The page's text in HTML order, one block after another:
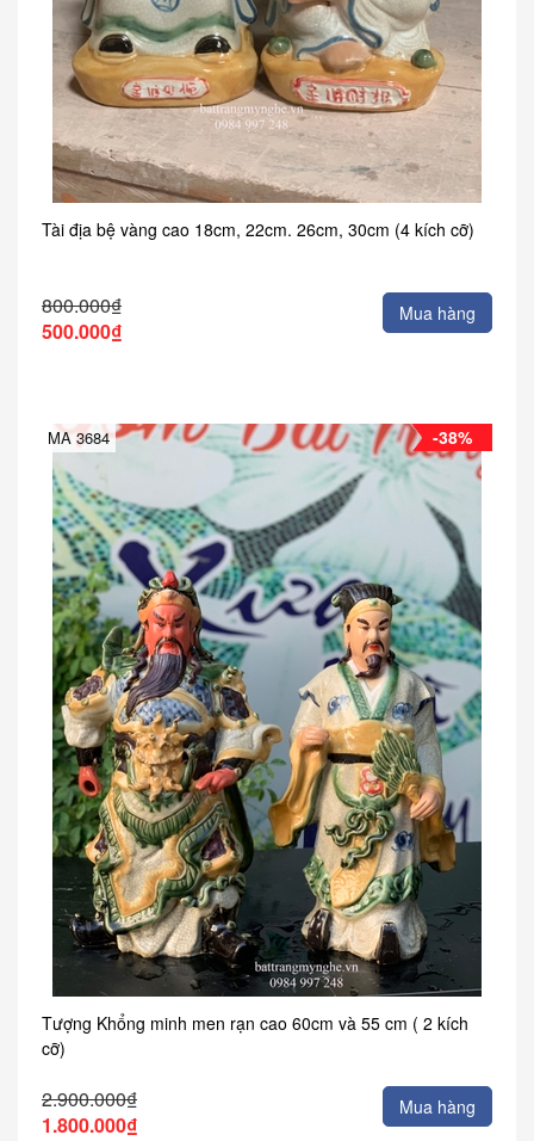
Tài địa bệ vàng cao 18cm, 22cm. 26cm, 30cm (4 kích cỡ)
800.000₫
500.000₫
Mua hàng
-38%
MA 3684
Tượng Khổng minh men rạn cao 60cm và 55 cm ( 2 kích
cỡ)
2.900.000₫
1.800.000₫
Mua hàng